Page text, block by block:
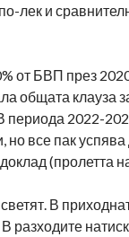
лек и
от БВП през
общата клауза
2022-
все пак
(пролетта
В
разходите